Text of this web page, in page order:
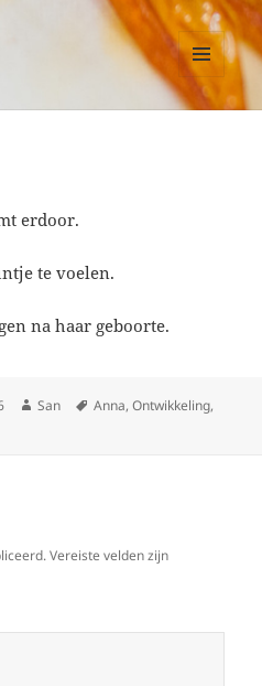
MENU
EN
erdoor.
te voelen.
na haar geboorte.
Auteur
San Tags
Anna,Ontwikkeling,
Vereiste velden zijn